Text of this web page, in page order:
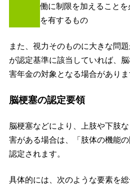
働に制限を加えること
を有するもの
また、視力そのものに大きな問
が認定基準に該当していれば、
害年金の対象となる場合がありま
脳梗塞の認定要領
脳梗塞などにより、上肢や下肢
害がある場合は、「肢体の機能
認定されます。
具体的には、次のような要素を総